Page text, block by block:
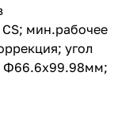
мин.рабочее
угол
Ф66.6х99.98мм;